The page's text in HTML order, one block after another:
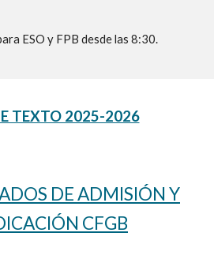
ESO y FPB desde las 8:30.
TEXTO 2025-2026
DE ADMISIÓN Y
CFGB